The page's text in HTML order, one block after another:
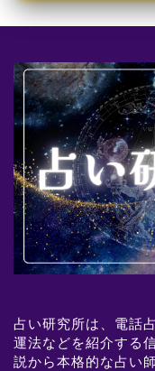
占い研究所は、電話
運法などを紹介する
説から本格的な占い